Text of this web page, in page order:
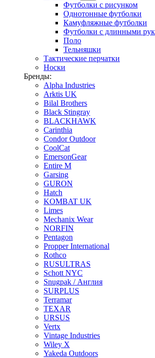
Футболки с рисунком
Однотонные футболки
Камуфляжные футболки
Футболки с длинными
Поло
Тельняшки
Тактические перчатки
Носки
Бренды:
Alpha Industries
Arktis UK
Bilal Brothers
Black Stingray
BLACKHAWK
Carinthia
Condor Outdoor
CoolCat
EmersonGear
Entire M
Garsing
GURON
Hatch
KOMBAT UK
Limes
Mechanix Wear
NORFIN
Pentagon
Propper International
Rothco
RUSULTRAS
Schott NYC
Snugpak / Англия
SURPLUS
Terramar
TEXAR
URSUS
Vertx
Vintage Industries
Wiley X
Yakeda Outdoors